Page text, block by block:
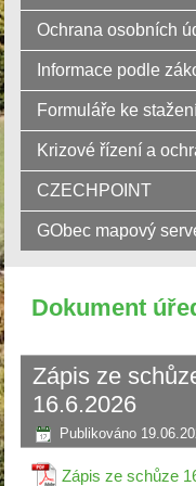
Ochrana osobních
Informace podle
Formuláře ke
Krizové řízení a
CZECHPOINT
GObec mapový
Dokument
Zápis ze
16.6.2026
Publikováno
Zápis ze schůze